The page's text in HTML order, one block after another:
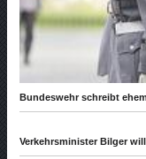
Bundeswehr schreibt
Verkehrsminister Bilger